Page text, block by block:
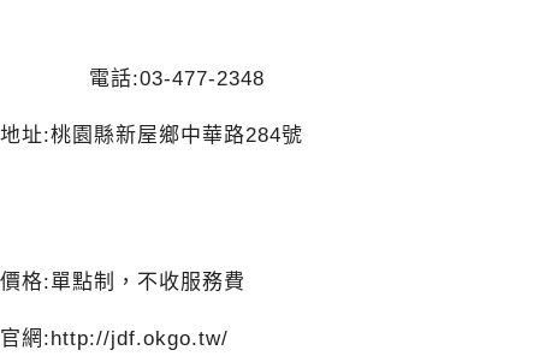
電話:03-477-2348
地址:桃園縣新屋鄉中華路284號
價格:單點制，不收服務費
官網:http://jdf.okgo.tw/